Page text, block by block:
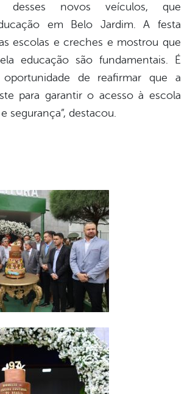
desses novos veículos, que
em Belo Jardim. A festa
escolas e creches e mostrou que
educação são fundamentais. É
de reafirmar que a
para garantir o acesso à escola
segurança”, destacou.